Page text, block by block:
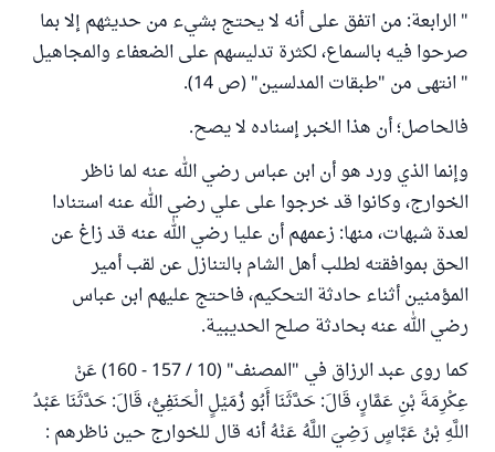
" الرابعة: من اتفق على أنه لا يحتج بشيء من حديثهم إلا بما
صرحوا فيه بالسماع، لكثرة تدليسهم على الضعفاء والمجاهيل
" انتهى من "طبقات المدلسين" (ص 14).
فالحاصل؛ أن هذا الخبر إسناده لا يصح.
وإنما الذي ورد هو أن ابن عباس رضي الله عنه لما ناظر
الخوارج، وكانوا قد خرجوا على علي رضي الله عنه استنادا
لعدة شبهات، منها: زعمهم أن عليا رضي الله عنه قد زاغ عن
الحق بموافقته لطلب أهل الشام بالتنازل عن لقب أمير
المؤمنين أثناء حادثة التحكيم، فاحتج عليهم ابن عباس
رضي الله عنه بحادثة صلح الحديبية.
كما روى عبد الرزاق في "المصنف" (10 / 157 - 160) عَنْ
عِكْرِمَةَ بْنِ عَمَّارٍ، قَالَ: حَدَّثَنَا أَبُو ‌زُمَيْلٍ الْحَنَفِيُّ، قَالَ: حَدَّثَنَا عَبْدُ
اللَّهِ بْنُ عَبَّاسٍ رَضِيَ اللَّهُ عَنْهُ أنه قال للخوارج حين ناظرهم :